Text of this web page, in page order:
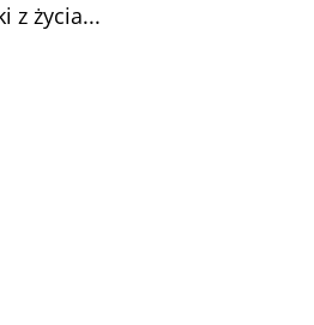
z życia...